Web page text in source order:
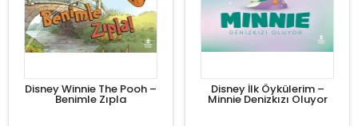
Disney Winnie The Pooh –
Benimle Zıpla
Disney İlk Öykülerim –
Minnie Denizkızı Oluyor